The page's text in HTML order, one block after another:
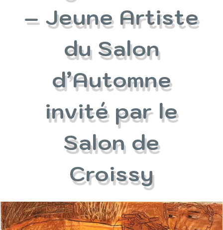
– Jeune Artiste
du Salon
d’Automne
invité par le
Salon de
Croissy